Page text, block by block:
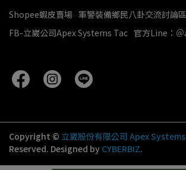
Shopee蝦皮賣場 軍警裝備鄉民八卦交流討論區
FB-立崴公司Apex Systems Tac 官方Line：
Copyright © 立崴股份有限公司 Apex
Reserved. Designed by CYBERBIZ.